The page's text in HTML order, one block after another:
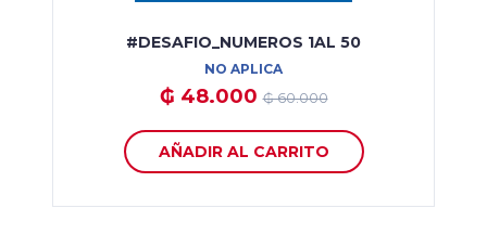
#DESAFIO_NUMEROS 1AL 50
NO APLICA
₲ 48.000₲ 60.000
AÑADIR AL CARRITO